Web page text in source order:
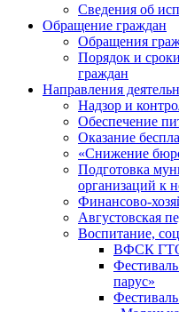
Сведения об
Обращение граждан
Обращения
Порядок и
граждан
Направления
Надзор и
Обеспечение
Оказание
«Снижение
Подготовка
организаций к
Финансово-
Августовская
Воспитание,
ВФСК
парус»